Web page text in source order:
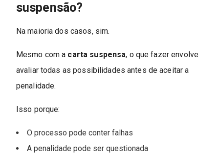
suspensão?
Na maioria dos casos, sim.
Mesmo com a carta suspensa, o que fazer envolve
avaliar todas as possibilidades antes de aceitar a
penalidade.
Isso porque:
O processo pode conter falhas
A penalidade pode ser questionada